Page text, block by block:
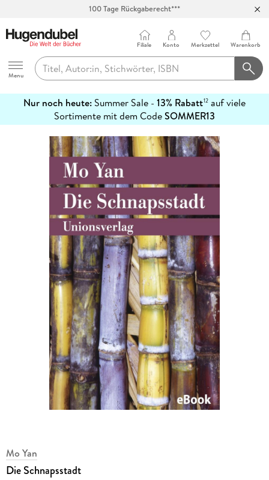
100 Tage Rückgaberecht***
Hugendubel
Menu
Filiale Konto Merkzettel Warenkorb
Nur noch heute: Summer Sale - 13% Rabatt12 auf viele
Sortimente mit dem CodeSOMMER13
erfahren
Mo Yan
Die Schnapsstadt